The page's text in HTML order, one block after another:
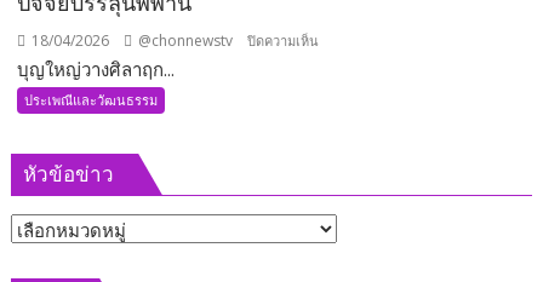
18/04/2026 @chonnewstv ปิดความเห็น
พระ
มหา
บุญใหญ่วางศิลาฤก...
ประเพณีและวัฒนธรรม
หัวข้อข่าว
หัวข้อ